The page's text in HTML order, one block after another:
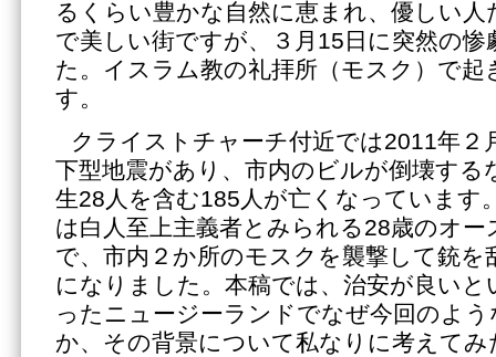
るくらい豊かな自然に恵まれ、優しい
で美しい街ですが、３月15日に突然の
た。イスラム教の礼拝所（モスク）で起
す。
クライストチャーチ付近では2011年２
下型地震があり、市内のビルが倒壊する
生28人を含む185人が亡くなっています
は白人至上主義者とみられる28歳のオ
で、市内２か所のモスクを襲撃して銃を
になりました。本稿では、治安が良い
ったニュージーランドでなぜ今回のよ
か、その背景について私なりに考えて